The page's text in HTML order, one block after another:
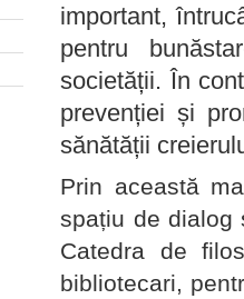
important,
pentru
societății. În
prevenției și
sănătății
Prin această
spațiu de dialog
Catedra de
bibliotecari,